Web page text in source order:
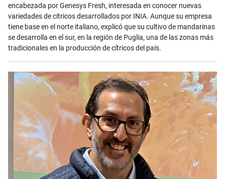
encabezada por Genesys Fresh, interesada en conocer nuevas
variedades de cítricos desarrollados por INIA. Aunque su empresa
tiene base en el norte italiano, explicó que su cultivo de mandarinas
se desarrolla en el sur, en la región de Puglia, una de las zonas más
tradicionales en la producción de cítricos del país.